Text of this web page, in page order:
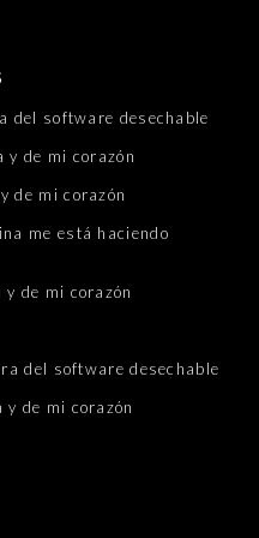
del software desechable
y de mi corazón
de mi corazón
me está haciendo
de mi corazón
del software desechable
y de mi corazón